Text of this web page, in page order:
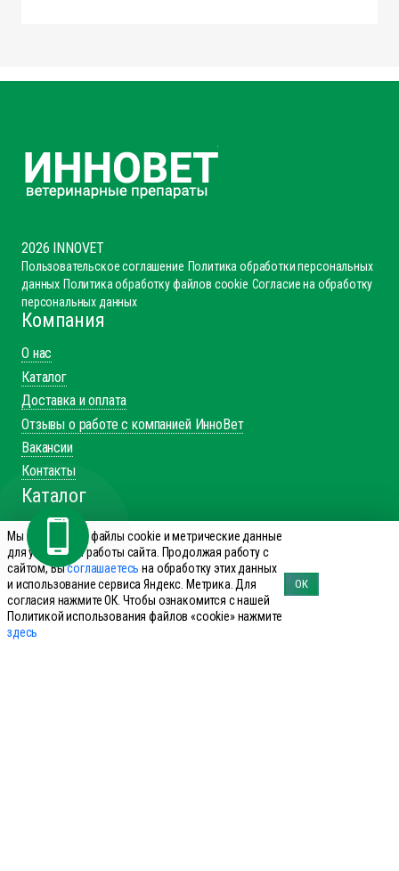
2026 INNOVET
Пользовательское соглашение Политика обработки персональных
данных Политика обработку файлов cookie Согласие на обработку
персональных данных
Компания
О нас
Каталог
Доставка и оплата
Отзывы о работе с компанией ИнноВет
Вакансии
Контакты
Каталог
Препараты для КРС
Препараты для лошадей
Препараты для свиней
Препараты для МРС
Препараты для птиц
Мы используем файлы cookie и метрические данные
для улучшения работы сайта. Продолжая работу с
сайтом, Высоглашаетесь на обработку этих данных
и использование сервиса Яндекс. Метрика. Для
согласия нажмите ОК. Чтобы ознакомится с нашей
Политикой использования файлов «cookie» нажмите
здесь
ОК